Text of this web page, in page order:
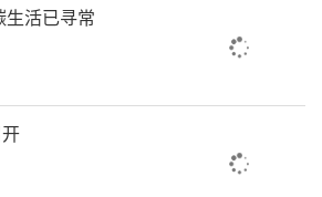
治城一体推进：聚焦工业、
四大领域，深入开展治污攻
质量“退后十”成果；健
河”项目长效运维管理机
国省考断面水质稳定达标；
生活已寻常